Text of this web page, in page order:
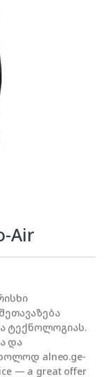
Air
ტექნოლოგიას.
და
alneo.ge-
— a great offer